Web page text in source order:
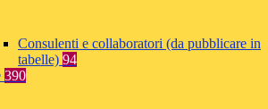
Consulenti e collaboratori (da pubblicare in
tabelle) 94
390